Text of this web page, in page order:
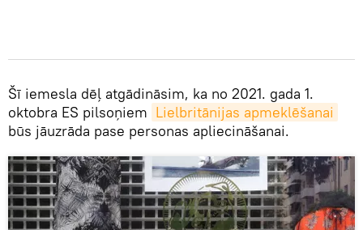
Šī iemesla dēļ atgādināsim, ka no 2021. gada 1.
oktobra ES pilsoņiem Lielbritānijas apmeklēšanai
būs jāuzrāda pase personas apliecināšanai.